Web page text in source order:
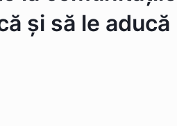
și să le aducă